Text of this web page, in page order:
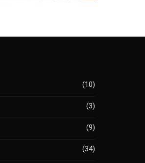
(10)
(3)
(9)
(34)